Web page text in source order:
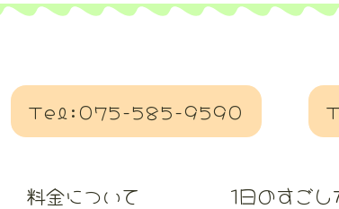
Tel:075-585-9590
料金について 1日のすごし